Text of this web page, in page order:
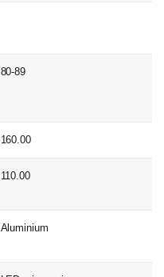
80-89
160.00
110.00
Aluminium